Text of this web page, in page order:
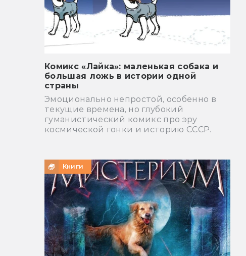
Комикс «Лайка»: маленькая собака и
большая ложь в истории одной
страны
Эмоционально непростой, особенно в
текущие времена, но глубокий
гуманистический комикс про эру
космической гонки и историю СССР.
Книги